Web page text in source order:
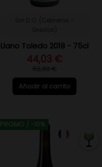
Llano Toledo 2018 - 75cl
44,03 €
62,90 €
Añadir al carrito
PROMO / -10%